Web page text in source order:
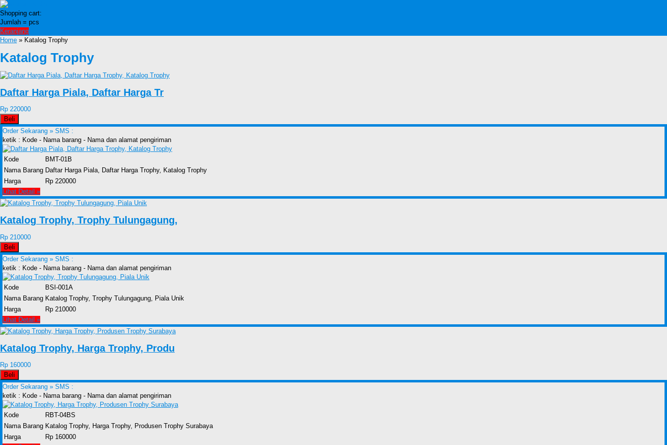
Shopping cart:
Jumlah = pcs
Keranjang
Home » Katalog Trophy
Katalog Trophy
Daftar Harga Piala, Daftar Harga Tr
Rp 220000
Beli
Order Sekarang » SMS :
ketik : Kode - Nama barang - Nama dan alamat pengiriman
Kode
BMT-01B
Nama Barang Daftar Harga Piala, Daftar Harga Trophy, Katalog Trophy
Harga
Rp 220000
Lihat Detail »
Katalog Trophy, Trophy Tulungagung,
Rp 210000
Beli
Order Sekarang » SMS :
ketik : Kode - Nama barang - Nama dan alamat pengiriman
Kode
BSI-001A
Nama Barang Katalog Trophy, Trophy Tulungagung, Piala Unik
Harga
Rp 210000
Lihat Detail »
Katalog Trophy, Harga Trophy, Produ
Rp 160000
Beli
Order Sekarang » SMS :
ketik : Kode - Nama barang - Nama dan alamat pengiriman
Kode
RBT-04BS
Nama Barang Katalog Trophy, Harga Trophy, Produsen Trophy Surabaya
Harga
Rp 160000